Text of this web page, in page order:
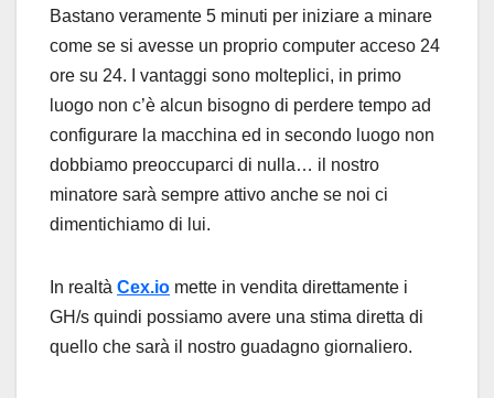
Bastano veramente 5 minuti per iniziare a minare
come se si avesse un proprio computer acceso 24
ore su 24. I vantaggi sono molteplici, in primo
luogo non c’è alcun bisogno di perdere tempo ad
configurare la macchina ed in secondo luogo non
dobbiamo preoccuparci di nulla… il nostro
minatore sarà sempre attivo anche se noi ci
dimentichiamo di lui.
In realtà Cex.io mette in vendita direttamente i
GH/s quindi possiamo avere una stima diretta di
quello che sarà il nostro guadagno giornaliero.